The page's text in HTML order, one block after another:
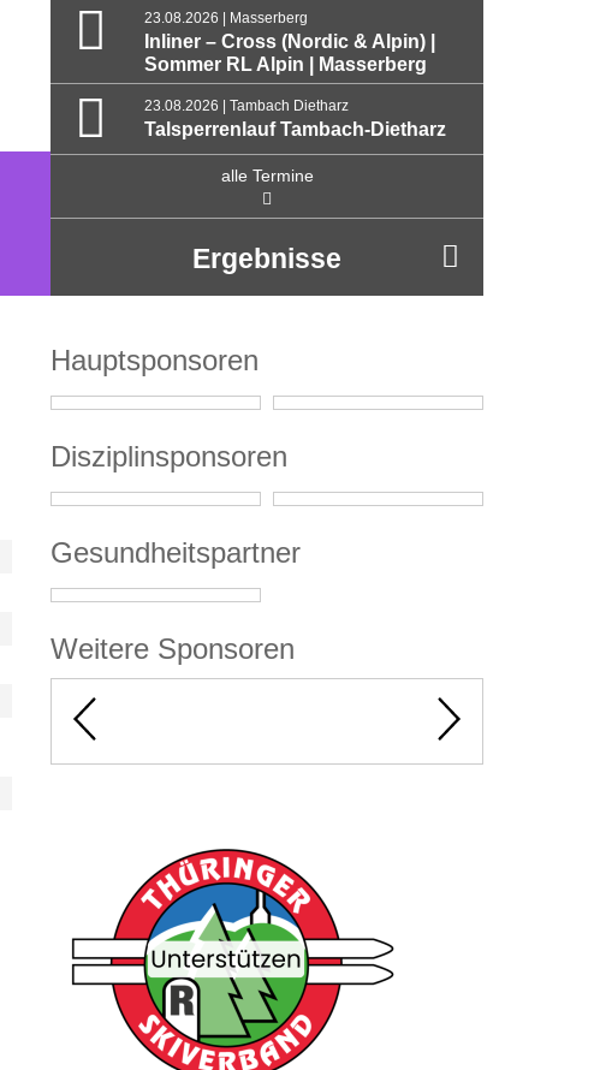
23.08.2026 | Masserberg
Inliner – Cross (Nordic & Alpin) |
Sommer RL Alpin | Masserberg
23.08.2026 | Tambach Dietharz
Talsperrenlauf Tambach-Dietharz
alle Termine
Ergebnisse
Hauptsponsoren
Disziplinsponsoren
Gesundheitspartner
Weitere Sponsoren